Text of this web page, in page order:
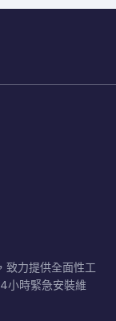
致力提供全面性工
小時緊急安裝維